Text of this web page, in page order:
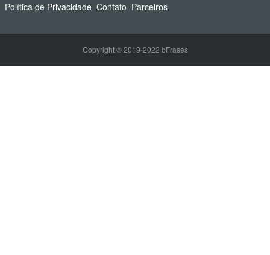
Política de Privacidade Contato Parceiros
Copyright © 2019-2022 bFrases